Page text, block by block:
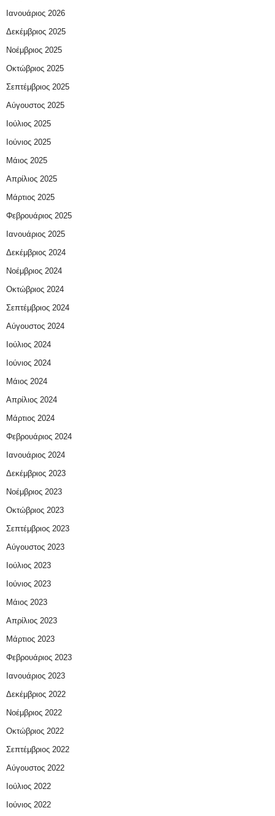
Ιανουάριος 2026
Δεκέμβριος 2025
Νοέμβριος 2025
Οκτώβριος 2025
Σεπτέμβριος 2025
Αύγουστος 2025
Ιούλιος 2025
Ιούνιος 2025
Μάιος 2025
Απρίλιος 2025
Μάρτιος 2025
Φεβρουάριος 2025
Ιανουάριος 2025
Δεκέμβριος 2024
Νοέμβριος 2024
Οκτώβριος 2024
Σεπτέμβριος 2024
Αύγουστος 2024
Ιούλιος 2024
Ιούνιος 2024
Μάιος 2024
Απρίλιος 2024
Μάρτιος 2024
Φεβρουάριος 2024
Ιανουάριος 2024
Δεκέμβριος 2023
Νοέμβριος 2023
Οκτώβριος 2023
Σεπτέμβριος 2023
Αύγουστος 2023
Ιούλιος 2023
Ιούνιος 2023
Μάιος 2023
Απρίλιος 2023
Μάρτιος 2023
Φεβρουάριος 2023
Ιανουάριος 2023
Δεκέμβριος 2022
Νοέμβριος 2022
Οκτώβριος 2022
Σεπτέμβριος 2022
Αύγουστος 2022
Ιούλιος 2022
Ιούνιος 2022